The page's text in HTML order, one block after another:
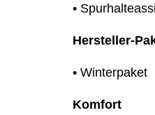
•
Hersteller-
• Winterpaket
Komfort